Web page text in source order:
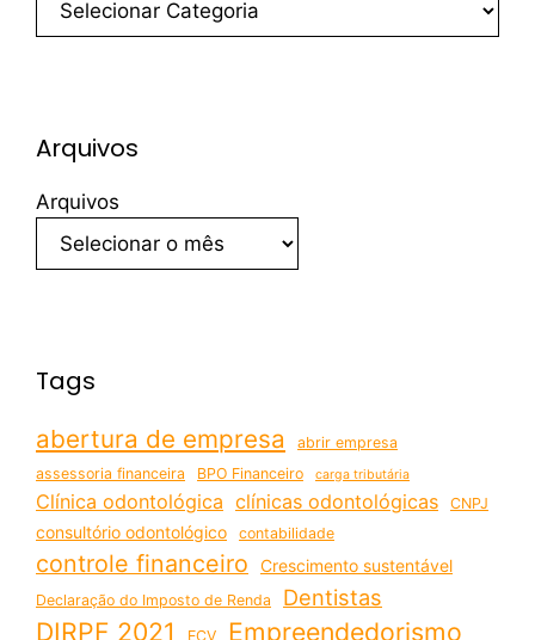
Arquivos
Arquivos
Tags
abertura de empresa
abrir empresa
assessoria financeira
BPO Financeiro carga tributária
Clínica odontológica clínicas odontológicas CNPJ
consultório odontológico contabilidade
controle financeiro Crescimento sustentável
Declaração do Imposto de Renda Dentistas
DIRPF 2021 ECV Empreendedorismo